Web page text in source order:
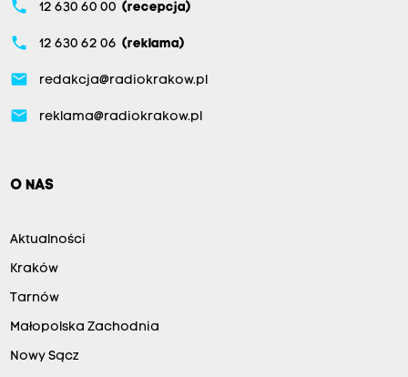
phone 12 630 60 00 (recepcja)
phone 12 630 62 06 (reklama)
email redakcja@radiokrakow.pl
email reklama@radiokrakow.pl
O NAS
Aktualności
Kraków
Tarnów
Małopolska Zachodnia
Nowy Sącz